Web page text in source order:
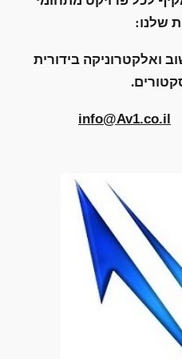
שלנו:
ואלקטרוניקה בידורית
info@Av1.co.il